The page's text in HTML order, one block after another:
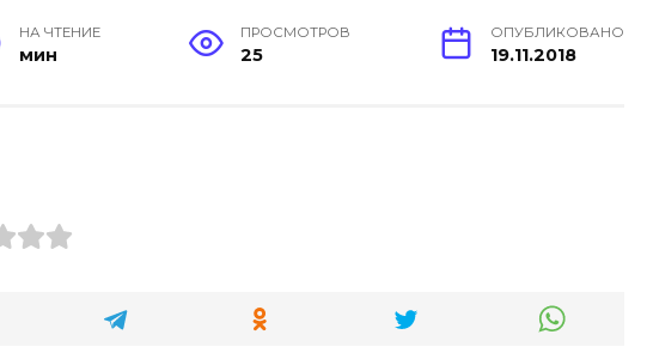
НА ЧТЕНИЕ
мин
ПРОСМОТРОВ
25
ОПУБЛИКОВАНО
19.11.2018